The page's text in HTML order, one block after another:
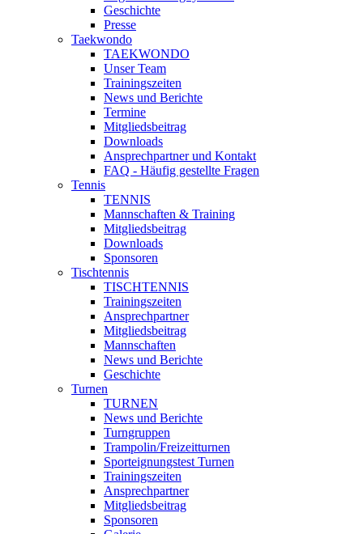
Geschichte
Presse
Taekwondo
TAEKWONDO
Unser Team
Trainingszeiten
News und Berichte
Termine
Mitgliedsbeitrag
Downloads
Ansprechpartner und Kontakt
FAQ - Häufig gestellte Fragen
Tennis
TENNIS
Mannschaften & Training
Mitgliedsbeitrag
Downloads
Sponsoren
Tischtennis
TISCHTENNIS
Trainingszeiten
Ansprechpartner
Mitgliedsbeitrag
Mannschaften
News und Berichte
Geschichte
Turnen
TURNEN
News und Berichte
Turngruppen
Trampolin/Freizeitturnen
Sporteignungstest Turnen
Trainingszeiten
Ansprechpartner
Mitgliedsbeitrag
Sponsoren